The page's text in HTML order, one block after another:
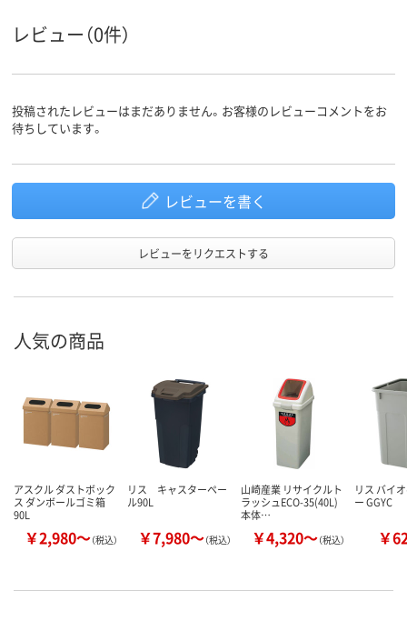
レビュー（0件）
投稿されたレビューはまだありません。お客様のレビューコメントをお
待ちしています。
レビューを書く
レビューをリクエストする
人気の商品
アスクル ダストボック
ス ダンボールゴミ箱
90L
￥2,980～（税込）
リス キャスターペー
ル90L
￥7,980～（税込）
山崎産業 リサイクルト
ラッシュECO-35(40L)
本体…
￥4,320～（税込）
リス バイ
ー GGYC
￥